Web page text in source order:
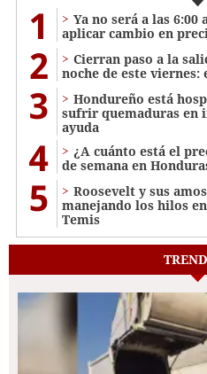
1
Ya no será a las
aplicar cambio en
2
Cierran paso a la
noche de este viernes:
3
Hondureño está
sufrir quemaduras en
ayuda
4
¿A cuánto está el
de semana en
5
Roosevelt y sus
manejando los hilos
Temis